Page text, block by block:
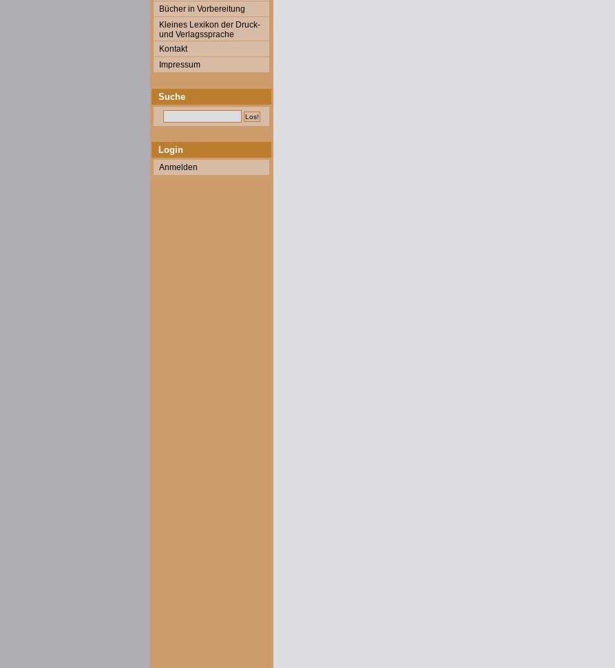
Bücher in Vorbereitung
Kleines Lexikon der Druck-
und Verlagssprache
Kontakt
Impressum
Suche
Login
Anmelden